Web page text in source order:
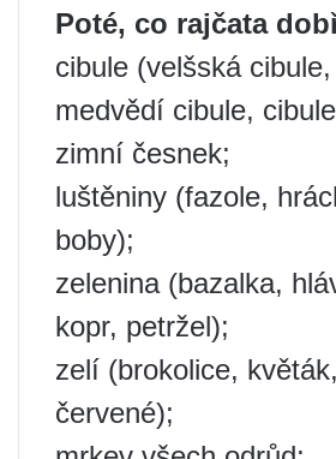
Poté, co rajčata
cibule (velšská
medvědí cibule,
zimní česnek;
luštěniny (fazole,
boby);
zelenina (bazalka,
kopr, petržel);
zelí (brokolice,
červené);